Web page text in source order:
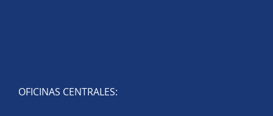
OFICINAS CENTRALES: